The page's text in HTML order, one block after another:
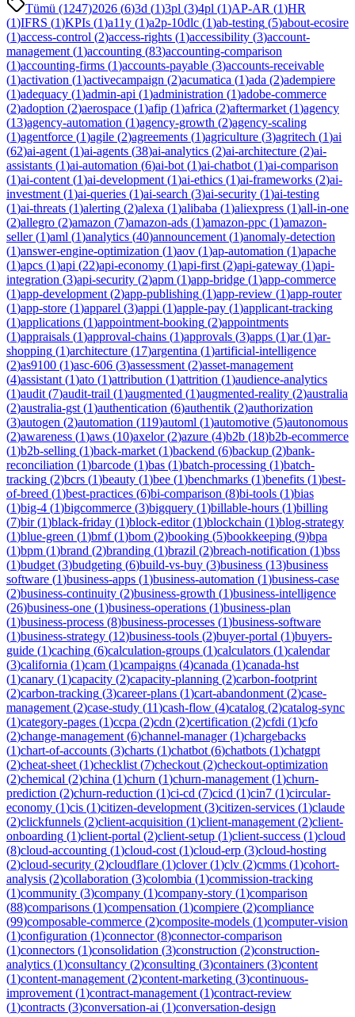
Tümü (1247)2026 (6)3d (1)3pl (3)4pl (1)AP-AR (1)HR
(1)IFRS (1)KPIs (1)a11y (1)a2p-10dlc (1)ab-testing (5)about-ecosire
(1)access-control (2)access-rights (1)accessibility (3)account-
management (1)accounting (83)accounting-comparison
(1)accounting-firms (1)accounts-payable (3)accounts-receivable
(1)activation (1)activecampaign (2)acumatica (1)ada (2)adempiere
(1)adequacy (1)admin-api (1)administration (1)adobe-commerce
(2)adoption (2)aerospace (1)afip (1)africa (2)aftermarket (1)agency
(13)agency-automation (1)agency-growth (2)agency-scaling
(1)agentforce (1)agile (2)agreements (1)agriculture (3)agritech (1)ai
(62)ai-agent (1)ai-agents (38)ai-analytics (2)ai-architecture (2)ai-
assistants (1)ai-automation (6)ai-bot (1)ai-chatbot (1)ai-comparison
(1)ai-content (1)ai-development (1)ai-ethics (1)ai-frameworks (2)ai-
investment (1)ai-queries (1)ai-search (3)ai-security (1)ai-testing
(1)ai-threats (1)alerting (2)alexa (1)alibaba (1)aliexpress (1)all-in-one
(2)allegro (2)amazon (7)amazon-ads (1)amazon-ppc (1)amazon-
seller(1)aml (1)analytics (40)announcement (1)anomaly-detection
(1)answer-engine-optimization (1)aov (1)ap-automation (1)apache
(1)apcs (1)api (22)api-economy (1)api-first (2)api-gateway (1)api-
integration (3)api-security (2)apm (1)app-bridge (1)app-commerce
(1)app-development (2)app-publishing (1)app-review (1)app-router
(1)app-store (1)apparel (3)appi (1)apple-pay (1)applicant-tracking
(1)applications (1)appointment-booking (2)appointments
(1)appraisals (1)approval-chains (1)approvals (3)apps (1)ar(1)ar-
shopping (1)architecture (17)argentina (1)artificial-intelligence
(2)as9100 (1)asc-606 (3)assessment (2)asset-management
(4)assistant (1)ato (1)attribution (1)attrition (1)audience-analytics
(1)audit (7)audit-trail (1)augmented (1)augmented-reality (2)australia
(2)australia-gst (1)authentication (6)authentik (2)authorization
(3)autogen (2)automation (119)automl (1)automotive (5)autonomous
(2)awareness (1)aws (10)axelor(2)azure (4)b2b (18)b2b-ecommerce
(1)b2b-selling (1)back-market (1)backend (6)backup (2)bank-
reconciliation (1)barcode (1)bas (1)batch-processing (1)batch-
tracking (2)bcrs (1)beauty (1)bee (1)benchmarks (1)benefits (1)best-
of-breed (1)best-practices (6)bi-comparison (8)bi-tools (1)bias
(1)big-4 (1)bigcommerce (3)bigquery (1)billable-hours (1)billing
(7)bir(1)black-friday (1)block-editor(1)blockchain (1)blog-strategy
(1)blue-green (1)bmf(1)bom (2)booking (5)bookkeeping (9)bpa
(1)bpm (1)brand (2)branding (1)brazil (2)breach-notification (1)bss
(1)budget (3)budgeting (6)build-vs-buy (3)business (13)business
software (1)business-apps (1)business-automation (1)business-case
(2)business-continuity (2)business-growth (1)business-intelligence
(26)business-one (1)business-operations (1)business-plan
(1)business-process (8)business-processes (1)business-software
(1)business-strategy (12)business-tools (2)buyer-portal (1)buyers-
guide (1)caching (6)calculation-groups (1)calculators (1)calendar
(3)california (1)cam (1)campaigns (4)canada (1)canada-hst
(1)canary (1)capacity (2)capacity-planning (2)carbon-footprint
(2)carbon-tracking (3)career-plans (1)cart-abandonment (2)case-
management (2)case-study (11)cash-flow (4)catalog (2)catalog-sync
(1)category-pages (1)ccpa (2)cdn (2)certification (2)cfdi (1)cfo
(2)change-management (6)channel-manager(1)chargebacks
(1)chart-of-accounts (3)charts (1)chatbot (6)chatbots (1)chatgpt
(2)cheat-sheet (1)checklist (7)checkout (2)checkout-optimization
(2)chemical (2)china (1)churn (1)churn-management (1)churn-
prediction (2)churn-reduction (1)ci-cd (7)cicd (1)cin7 (1)circular-
economy (1)cis (1)citizen-development (3)citizen-services (1)claude
(2)clickfunnels (2)client-acquisition (1)client-management (2)client-
onboarding (1)client-portal (2)client-setup (1)client-success (1)cloud
(8)cloud-accounting (1)cloud-cost (1)cloud-erp (3)cloud-hosting
(2)cloud-security (2)cloudflare (1)clover(1)clv (2)cmms (1)cohort-
analysis (2)collaboration (3)colombia (1)commission-tracking
(1)community (3)company (1)company-story (1)comparison
(88)comparisons (1)compensation (1)compiere (2)compliance
(99)composable-commerce (2)composite-models (1)computer-vision
(1)configuration (1)connector(8)connector-comparison
(1)connectors (1)consolidation (3)construction (2)construction-
analytics (1)consultancy (2)consulting (3)containers (3)content
(1)content-management (2)content-marketing (3)continuous-
improvement (1)contract-management (1)contract-review
(1)contracts (3)conversation-ai (1)conversation-design